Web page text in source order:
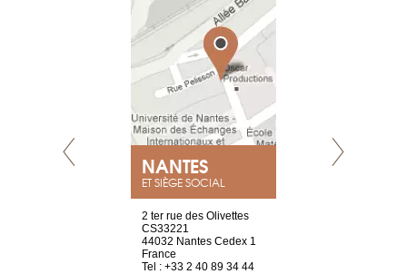
NANTES
ET SIÈGE SOCIAL
2 ter rue des Olivettes
CS33221
44032 Nantes Cedex 1
France
Tel : +33 2 40 89 34 44